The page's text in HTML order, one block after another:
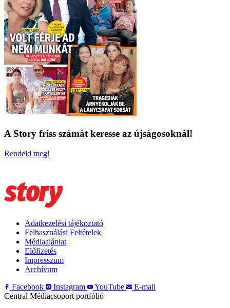
A Story friss számát keresse az újságosoknál!
Rendeld meg!
Adatkezelési tájékoztató
Felhasználási Feltételek
Médiaajánlat
Előfizetés
Impresszum
Archívum
Facebook
Instagram YouTube
E-mail
Central Médiacsoport portfólió